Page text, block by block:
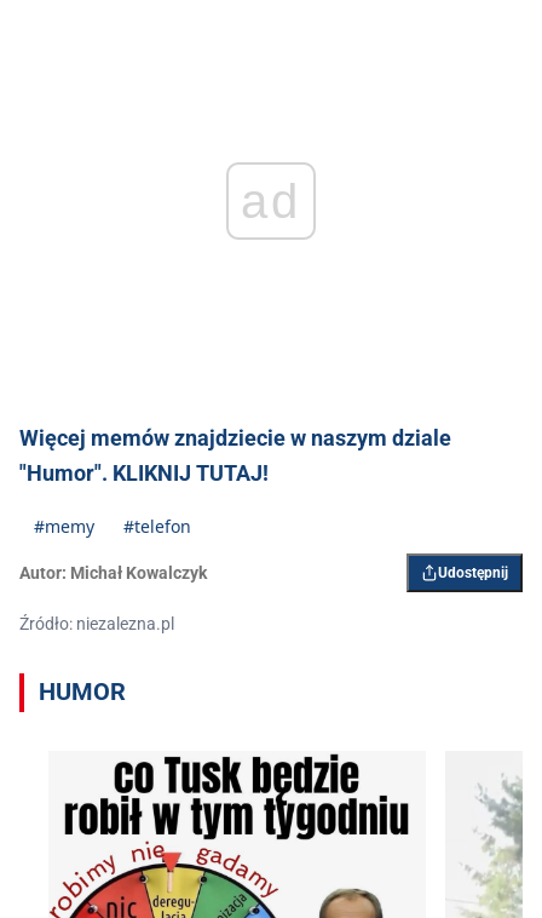
ad
Więcej memów znajdziecie w naszym dziale
"Humor". KLIKNIJ TUTAJ!
#memy #telefon
Autor: Michał Kowalczyk Udostępnij
Źródło: niezalezna.pl
HUMOR